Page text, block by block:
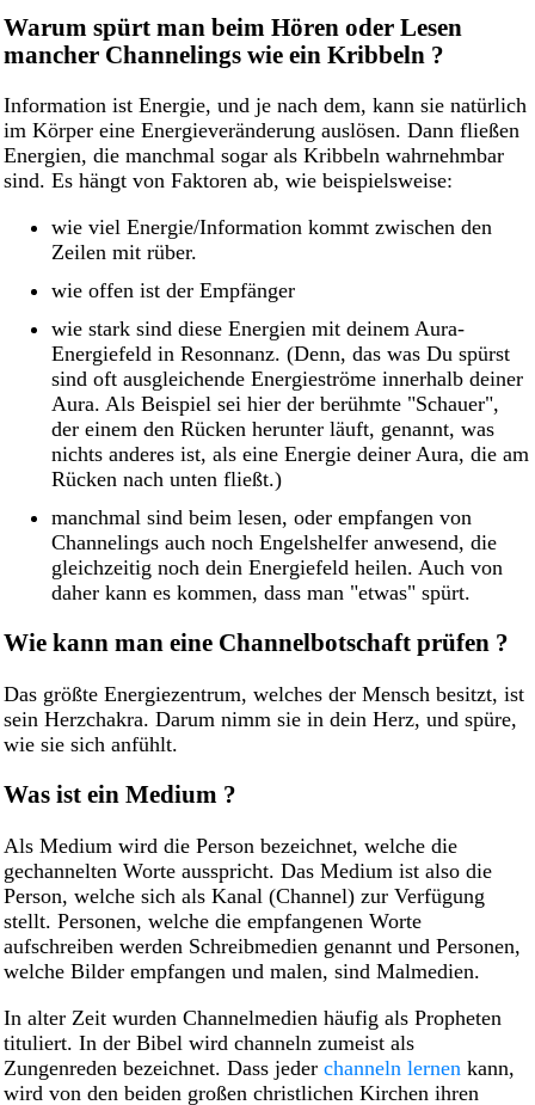
Warum spürt man beim Hören oder Lesen
mancher Channelings wie ein Kribbeln ?
Information ist Energie, und je nach dem, kann sie natürlich
im Körper eine Energieveränderung auslösen. Dann fließen
Energien, die manchmal sogar als Kribbeln wahrnehmbar
sind. Es hängt von Faktoren ab, wie beispielsweise:
wie viel Energie/Information kommt zwischen den
Zeilen mit rüber.
wie offen ist der Empfänger
wie stark sind diese Energien mit deinem Aura-
Energiefeld in Resonnanz. (Denn, das was Du spürst
sind oft ausgleichende Energieströme innerhalb deiner
Aura. Als Beispiel sei hier der berühmte "Schauer",
der einem den Rücken herunter läuft, genannt, was
nichts anderes ist, als eine Energie deiner Aura, die am
Rücken nach unten fließt.)
manchmal sind beim lesen, oder empfangen von
Channelings auch noch Engelshelfer anwesend, die
gleichzeitig noch dein Energiefeld heilen. Auch von
daher kann es kommen, dass man "etwas" spürt.
Wie kann man eine Channelbotschaft prüfen ?
Das größte Energiezentrum, welches der Mensch besitzt, ist
sein Herzchakra. Darum nimm sie in dein Herz, und spüre,
wie sie sich anfühlt.
Was ist ein Medium ?
Als Medium wird die Person bezeichnet, welche die
gechannelten Worte ausspricht. Das Medium ist also die
Person, welche sich als Kanal (Channel) zur Verfügung
stellt. Personen, welche die empfangenen Worte
aufschreiben werden Schreibmedien genannt und Personen,
welche Bilder empfangen und malen, sind Malmedien.
In alter Zeit wurden Channelmedien häufig als Propheten
tituliert. In der Bibel wird channeln zumeist als
Zungenreden bezeichnet. Dass jeder channeln lernen kann,
wird von den beiden großen christlichen Kirchen ihren